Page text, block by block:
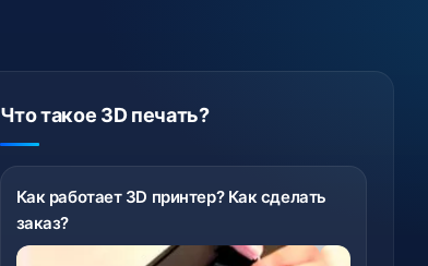
Что такое 3D печать?
Как работает 3D принтер? Как сделать
заказ?